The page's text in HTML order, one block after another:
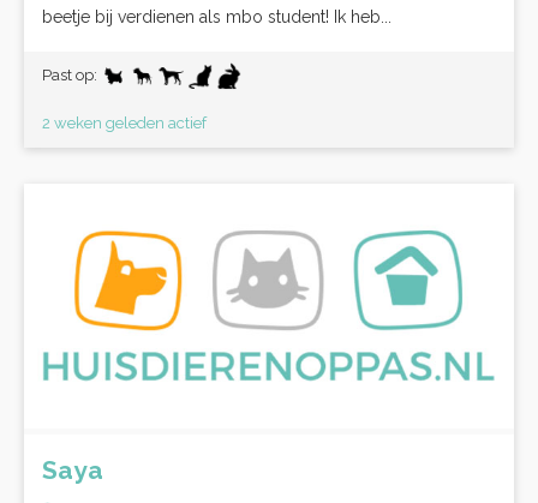
beetje bij verdienen als mbo student! Ik heb...
Past op:
2 weken geleden actief
Saya